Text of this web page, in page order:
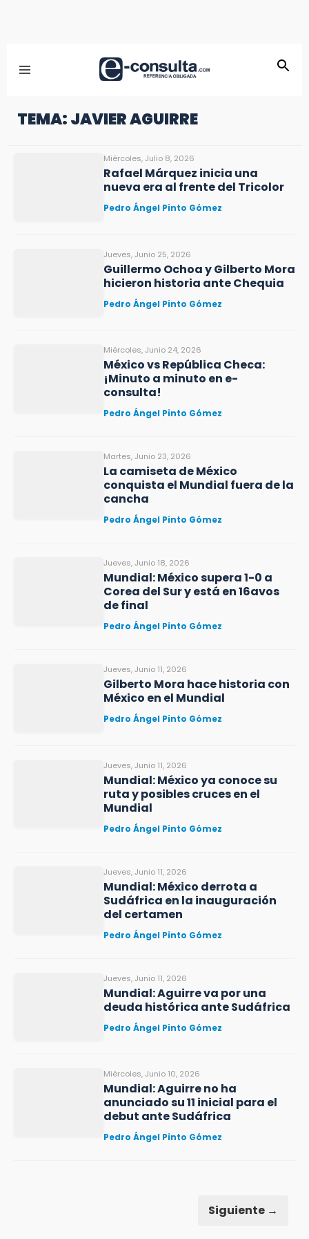
TEMA: JAVIER AGUIRRE
Miércoles, Julio 8, 2026
Rafael Márquez inicia una
nueva era al frente del Tricolor
Pedro Ángel Pinto Gómez
Jueves, Junio 25, 2026
Guillermo Ochoa y Gilberto Mora
hicieron historia ante Chequia
Pedro Ángel Pinto Gómez
Miércoles, Junio 24, 2026
México vs República Checa:
¡Minuto a minuto en e-
consulta!
Pedro Ángel Pinto Gómez
Martes, Junio 23, 2026
La camiseta de México
conquista el Mundial fuera de la
cancha
Pedro Ángel Pinto Gómez
Jueves, Junio 18, 2026
Mundial: México supera 1-0 a
Corea del Sur y está en 16avos
de final
Pedro Ángel Pinto Gómez
Jueves, Junio 11, 2026
Gilberto Mora hace historia con
México en el Mundial
Pedro Ángel Pinto Gómez
Jueves, Junio 11, 2026
Mundial: México ya conoce su
ruta y posibles cruces en el
Mundial
Pedro Ángel Pinto Gómez
Jueves, Junio 11, 2026
Mundial: México derrota a
Sudáfrica en la inauguración
del certamen
Pedro Ángel Pinto Gómez
Jueves, Junio 11, 2026
Mundial: Aguirre va por una
deuda histórica ante Sudáfrica
Pedro Ángel Pinto Gómez
Miércoles, Junio 10, 2026
Mundial: Aguirre no ha
anunciado su 11 inicial para el
debut ante Sudáfrica
Pedro Ángel Pinto Gómez
Siguiente →